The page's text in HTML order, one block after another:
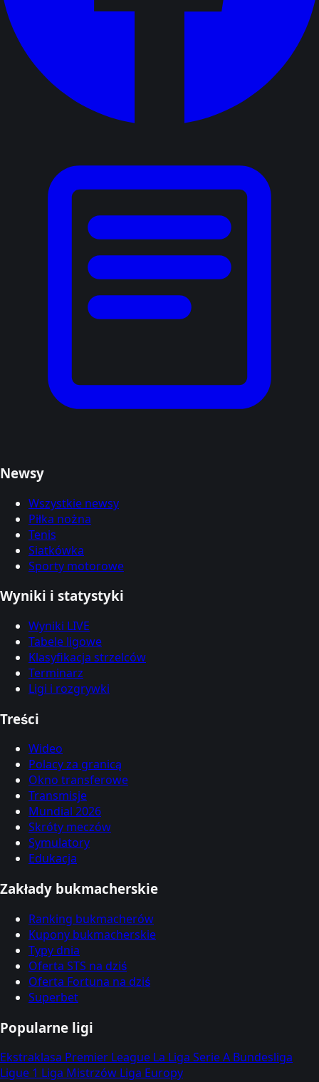
Newsy
Wszystkie newsy
Piłka nożna
Tenis
Siatkówka
Sporty motorowe
Wyniki i statystyki
Wyniki LIVE
Tabele ligowe
Klasyfikacja strzelców
Terminarz
Ligi i rozgrywki
Treści
Wideo
Polacy za granicą
Okno transferowe
Transmisje
Mundial 2026
Skróty meczów
Symulatory
Edukacja
Zakłady bukmacherskie
Ranking bukmacherów
Kupony bukmacherskie
Typy dnia
Oferta STS na dziś
Oferta Fortuna na dziś
Superbet
Popularne ligi
Ekstraklasa Premier League La Liga Serie A Bundesliga
Ligue 1 Liga Mistrzów Liga Europy